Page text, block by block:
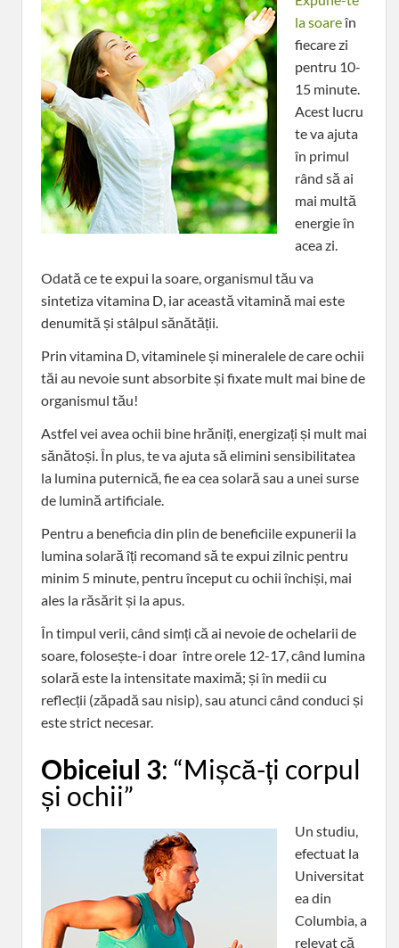
la soareîn
fiecare zi
pentru 10-
15 minute.
Acest lucru
te va ajuta
în primul
rând să ai
mai multă
energie în
acea zi.
Odată ce te expui la soare, organismul tău va
sintetiza vitamina D, iar această vitamină mai este
denumită și stâlpul sănătății.
Prin vitamina D, vitaminele și mineralele de care ochii
tăi au nevoie sunt absorbite și fixate mult mai bine de
organismul tău!
Astfel vei avea ochii bine hrăniți, energizați și mult mai
sănătoși. În plus, te va ajuta să elimini sensibilitatea
la lumina puternică, fie ea cea solară sau a unei surse
de lumină artificiale.
Pentru a beneficia din plin de beneficiile expunerii la
lumina solară îți recomand să te expui zilnic pentru
minim 5 minute, pentru început cu ochii închiși, mai
ales la răsărit și la apus.
În timpul verii, când simți că ai nevoie de ochelarii de
soare, folosește-i doar între orele 12-17, când lumina
solară este la intensitate maximă; și în medii cu
reflecții (zăpadă sau nisip), sau atunci când conduci și
este strict necesar.
Obiceiul 3: “Mișcă-ți corpul
și ochii”
Un studiu,
efectuat la
Universitat
ea din
Columbia, a
relevat că